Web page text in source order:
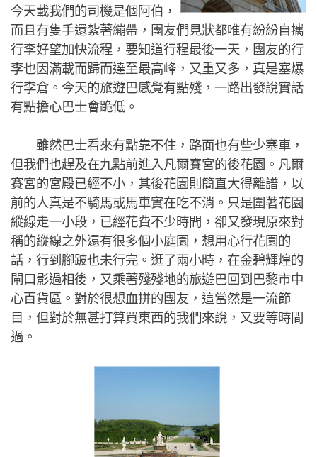
今天載我們的司機是個阿伯，
而且有隻手還紮著繃帶，團友們見狀都唯有紛紛自攜
行李好望加快流程，要知道行程最後一天，團友的行
李也因滿載而歸而達至最高峰，又重又多，真是塞爆
行李倉。今天的旅遊巴感覺有點殘，一路出發說實話
有點擔心巴士會跪低。
雖然巴士看來有點靠不住，路面也有些少塞車，
但我們也趕及在九點前進入凡爾賽宮的後花園。凡爾
賽宮的宮殿已經不小，其後花園則簡直大得離譜，以
前的人真是不騎馬或馬車實在吃不消。只是圍著花園
縱線走一小段，已經花費不少時間，卻又發現原來對
稱的縱線之外還有很多個小庭園，想用心行花園的
話，行到腳跛也未行完。逛了兩小時，在金碧輝煌的
閘口影過相後，又乘著殘殘地的旅遊巴回到巴黎市中
心百貨區。對於很想血拼的團友，這當然是一流節
目，但對於無甚打算買東西的我們來說，又要等時間
過。